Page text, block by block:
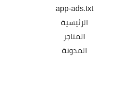
app-ads.txt
الرئيسية
المتاجر
المدونة